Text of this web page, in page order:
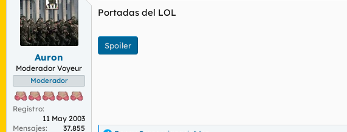
i
e
s
Auron
Moderador Voyeur
Moderador
Registro
11 May 2003
Mensajes
37.855
Portadas del LOL
Spoiler